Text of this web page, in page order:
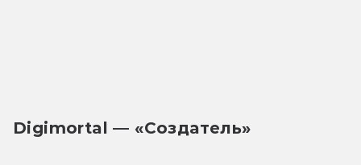
Digimortal — «Создатель»